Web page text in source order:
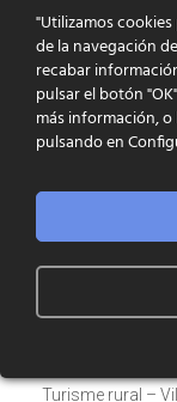
CERCADOR
Turisme Rural
Turisme rural –
Turisme rural –
"Utilizamos
de la navegación
recabar
pulsar el botón
más información,
pulsando en